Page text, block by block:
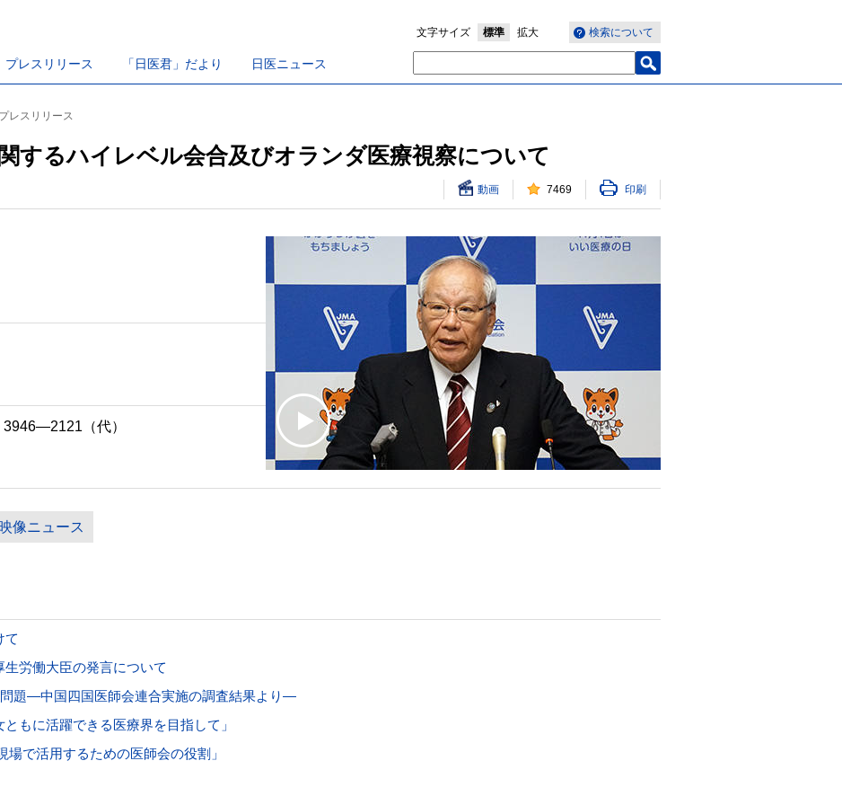
プレスリリース 「日医君」だより 日医ニュース
検索について
文字サイズ 標準 拡大
レスリリース
するハイレベル会合及びオランダ医療視察について
動画 7469 印刷
（代）
映像ニュース
て
労働大臣の発言について
題―中国四国医師会連合実施の調査結果より―
もに活躍できる医療界を目指して」
で活用するための医師会の役割」